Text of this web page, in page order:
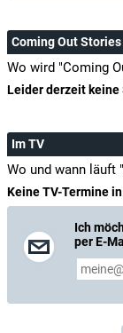
Coming Out
Wo wird "Coming
Leider derzeit keine
Im TV
Wo und wann läuft
Keine TV-Termine
Ich
per E-